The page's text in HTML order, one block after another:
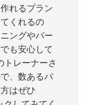
れるプラン
くれるの
ングやパー
も安心して
トレーナーさ
、数あるパ
はぜひ